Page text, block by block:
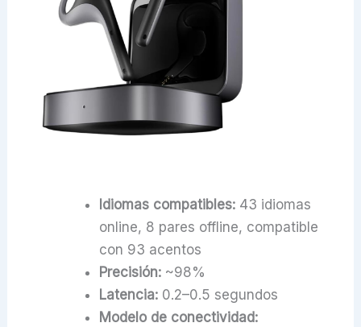
Idiomas compatibles:43 idiomas
online, 8 pares offline, compatible
con 93 acentos
Precisión:~98%
Latencia:0.2–0.5 segundos
Modelo de conectividad: